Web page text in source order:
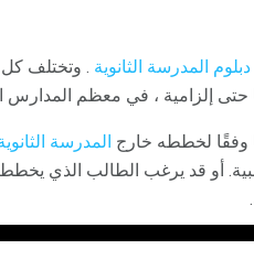
دبلوم المدرسة الثانوية . وتختلف
إلزامية ، في معظم المدارس
وفقًا لخططه خارج المدرسة
أو قد يرغب الطالب الذي